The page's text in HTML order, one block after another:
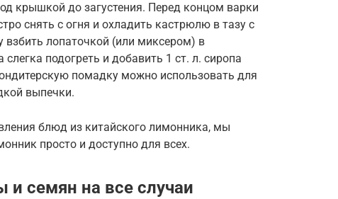
крышкой до загустения. Перед концом варки
снять с огня и охладить кастрюлю в тазу с
лопаточкой (или миксером) в
подогреть и добавить 1 ст. л. сиропа
помадку можно использовать для
выпечки.
блюд из китайского лимонника, мы
просто и доступно для всех.
и семян на все случаи